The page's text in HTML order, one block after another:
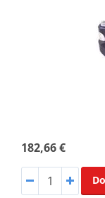
182,66 €